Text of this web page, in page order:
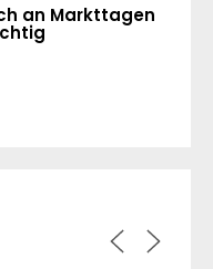
an Markttagen